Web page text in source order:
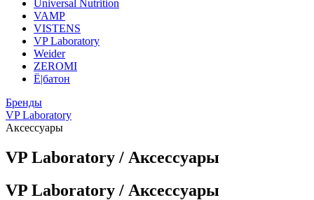
Universal Nutrition
VAMP
VISTENS
VP Laboratory
Weider
ZEROMI
Ё|батон
Бренды
VP Laboratory
Аксессуары
VP Laboratory / Аксессуары
VP Laboratory / Аксессуары